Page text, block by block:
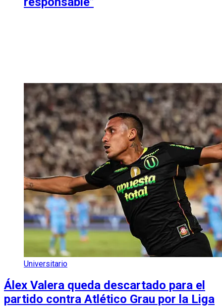
Universitario
Álex Valera queda descartado para el
partido contra Atlético Grau por la Liga